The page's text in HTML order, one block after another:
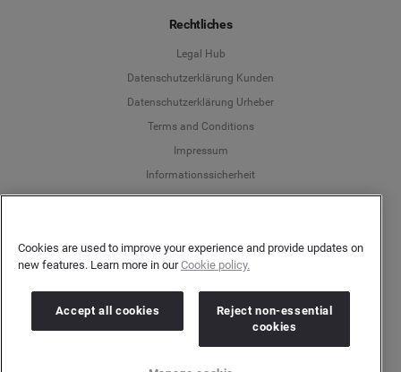
Rechtliches
Legal Hub
Datenschutzerklärung Kunden
Datenschutzerklärung Urheber
Terms and Conditions
Impressum
Informationssicherheit
Verkaufen Sie nicht meine persönlichen Daten
Cookie Richtlinie
Kundensupport
Deutsch
Français
Cookies are used to improve your experience and provide updates on
new features. Learn more in ourCookie policy.
Accept all cookies
Reject non-essential
cookies